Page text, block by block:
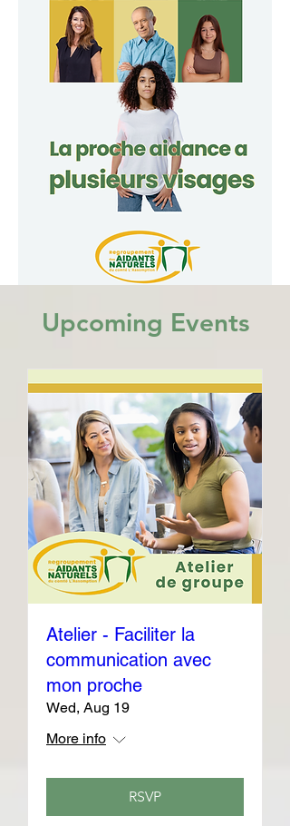
Upcoming Events
Atelier - Faciliter la
communication avec
mon proche
Wed, Aug 19
More info
RSVP